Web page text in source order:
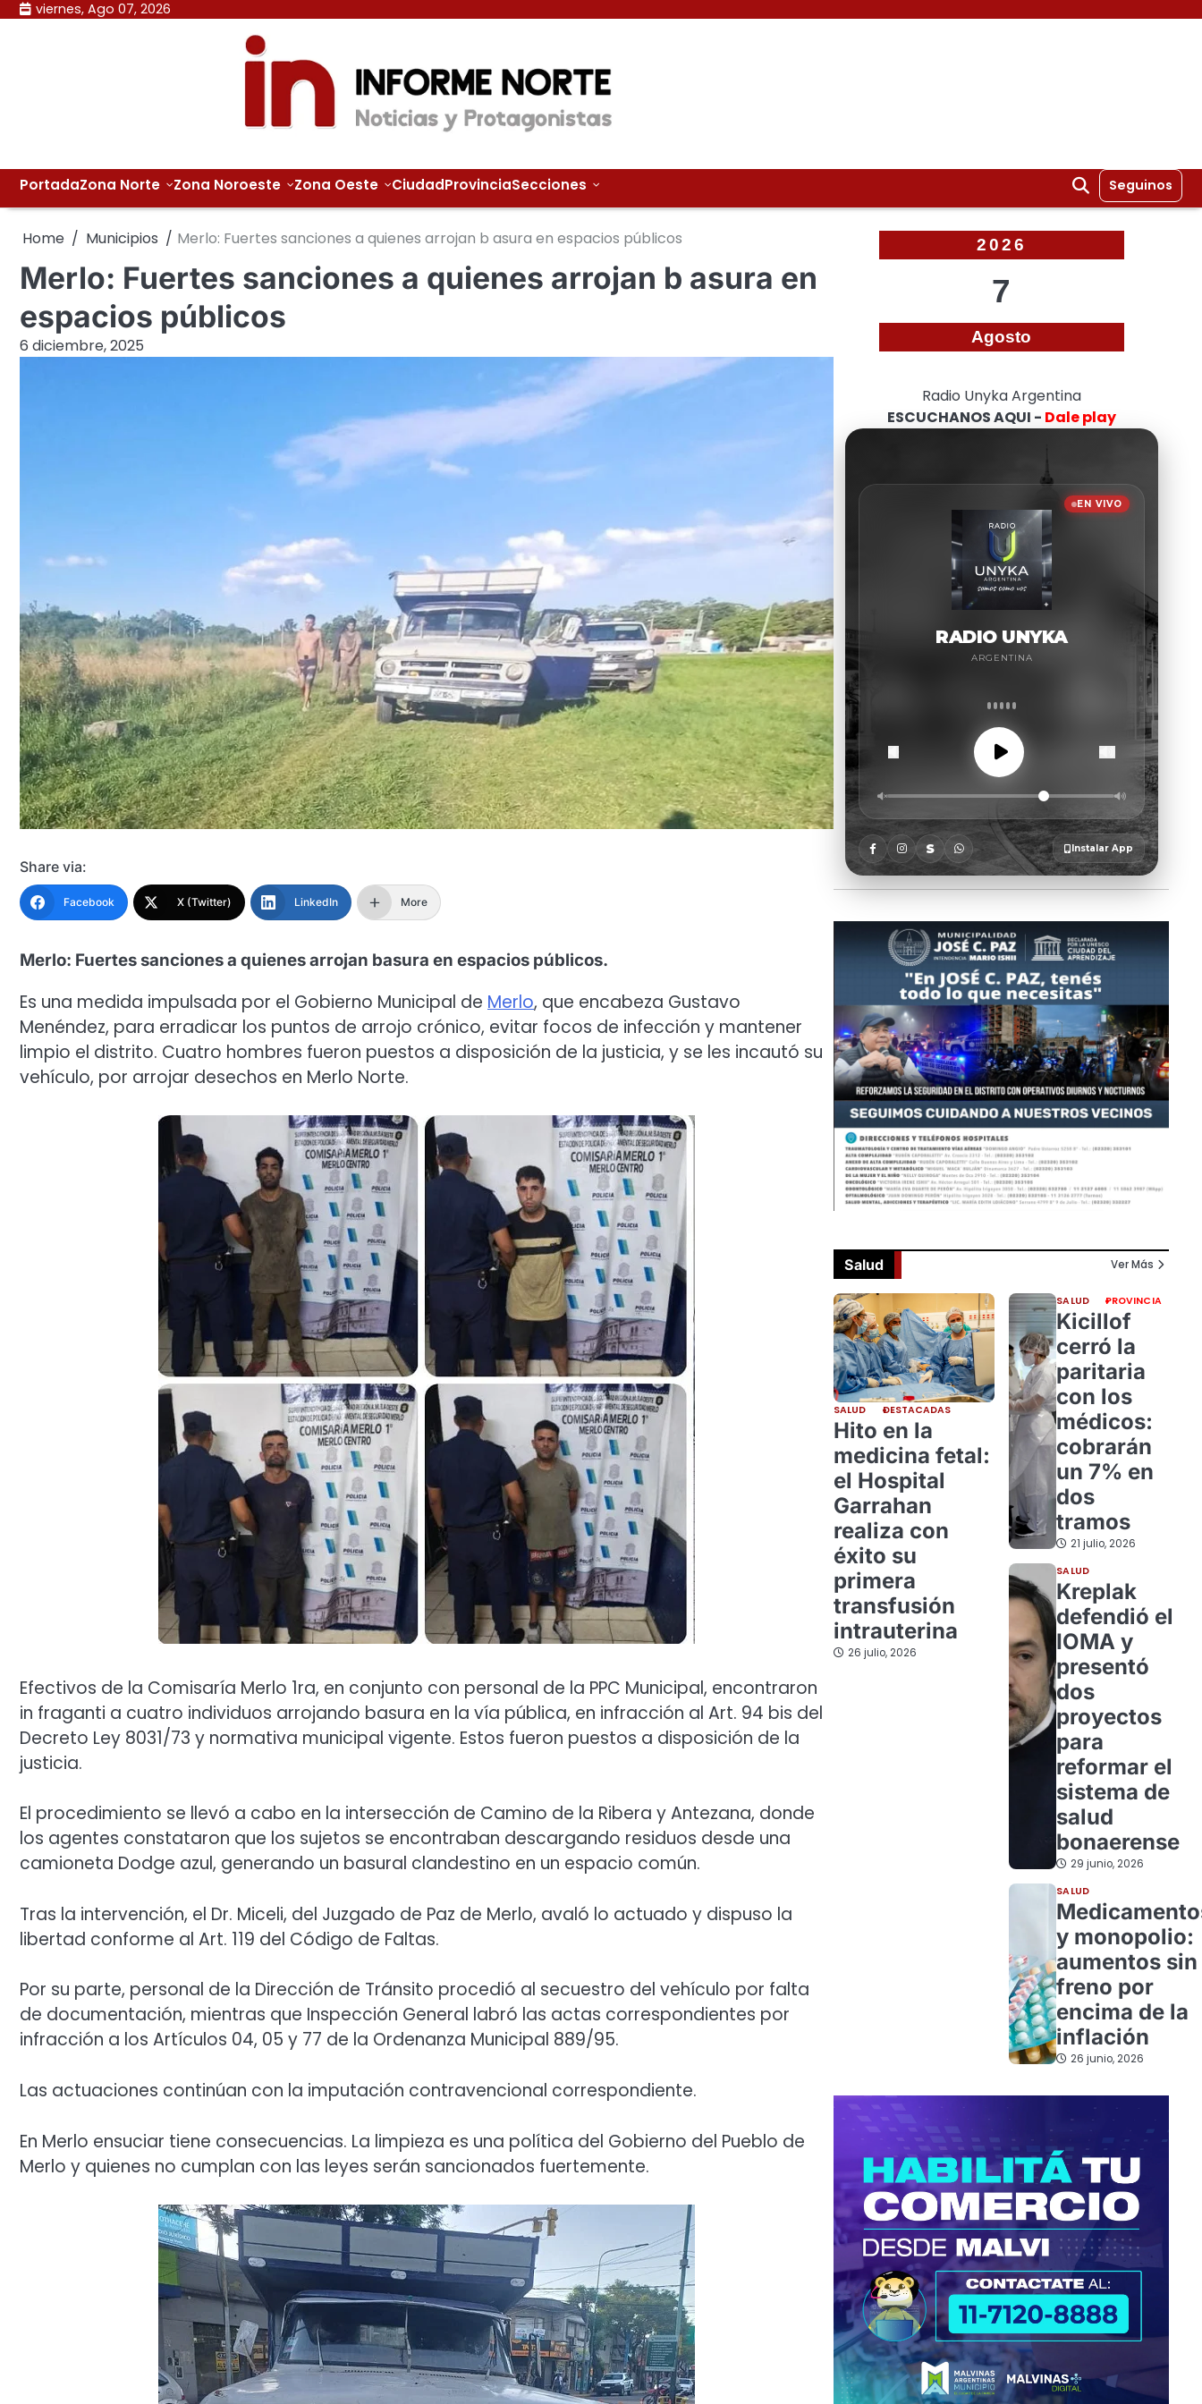
Skip viernes, Ago 07, 2026
PortadaZona Norte Zona Noroeste Zona Oeste CiudadProvinciaSecciones Seguinos
Home Municipios Merlo: Fuertes sanciones a quienes arrojan b asura en espacios públicos
Merlo: Fuertes sanciones a quienes arrojan b asura en
espacios públicos
6 diciembre, 2025
Share via:
Facebook X (Twitter) LinkedIn More
Merlo: Fuertes sanciones a quienes arrojan basura en espacios públicos.
Es una medida impulsada por el Gobierno Municipal de Merlo, que encabeza Gustavo
Menéndez, para erradicar los puntos de arrojo crónico, evitar focos de infección y mantener
limpio el distrito. Cuatro hombres fueron puestos a disposición de la justicia, y se les incautó su
vehículo, por arrojar desechos en Merlo Norte.
Efectivos de la Comisaría Merlo 1ra, en conjunto con personal de la PPC Municipal, encontraron
in fraganti a cuatro individuos arrojando basura en la vía pública, en infracción al Art. 94 bis del
Decreto Ley 8031/73 y normativa municipal vigente. Estos fueron puestos a disposición de la
justicia.
El procedimiento se llevó a cabo en la intersección de Camino de la Ribera y Antezana, donde
los agentes constataron que los sujetos se encontraban descargando residuos desde una
camioneta Dodge azul, generando un basural clandestino en un espacio común.
Tras la intervención, el Dr. Miceli, del Juzgado de Paz de Merlo, avaló lo actuado y dispuso la
libertad conforme al Art. 119 del Código de Faltas.
Por su parte, personal de la Dirección de Tránsito procedió al secuestro del vehículo por falta
de documentación, mientras que Inspección General labró las actas correspondientes por
infracción a los Artículos 04, 05 y 77 de la Ordenanza Municipal 889/95.
Las actuaciones continúan con la imputación contravencional correspondiente.
En Merlo ensuciar tiene consecuencias. La limpieza es una política del Gobierno del Pueblo de
Merlo y quienes no cumplan con las leyes serán sancionados fuertemente.
2026
7
Agosto
Radio Unyka Argentina
ESCUCHANOS AQUI - Dale play
Salud Ver Más
SALUD DESTACADAS
Hito en la
medicina fetal:
el Hospital
Garrahan
realiza con
éxito su
primera
transfusión
intrauterina
26 julio, 2026
SALUD PROVINCIA
Kicillof
cerró la
paritaria
con los
médicos:
cobrarán
un 7% en
dos
tramos
21 julio, 2026
SALUD
Kreplak
defendió el
IOMA y
presentó
dos
proyectos
para
reformar el
sistema de
salud
bonaerense
29 junio, 2026
SALUD
y monopolio:
aumentos sin
freno por
encima de la
inflación
26 junio, 2026